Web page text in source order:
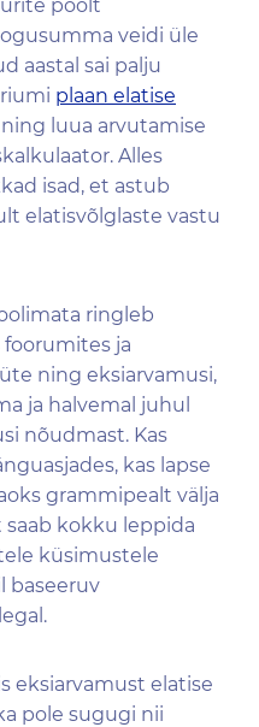
poolt
veidi üle
aastal sai palju
plaan elatise
ning luua arvutamise
Alles
isad, et astub
elatisvõlglaste vastu
ringleb
ja
ning eksiarvamusi,
ja halvemal juhul
nõudmast. Kas
kas lapse
grammipealt välja
saab kokku leppida
küsimustele
baseeruv
eksiarvamust elatise
pole sugugi nii